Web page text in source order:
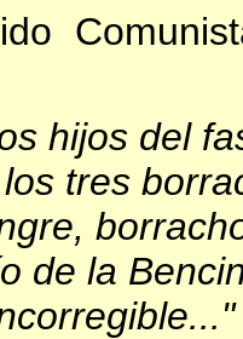
hijos del
tres
de la